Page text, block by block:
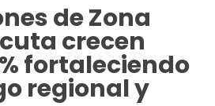
de Zona
crecen
fortaleciendo
regional y